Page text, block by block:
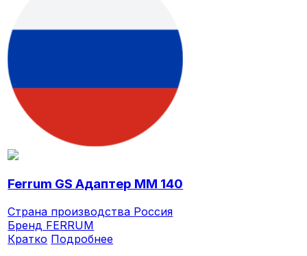
Ferrum GS Адаптер ММ 140
Страна производства Россия
Бренд FERRUM
Кратко Подробнее